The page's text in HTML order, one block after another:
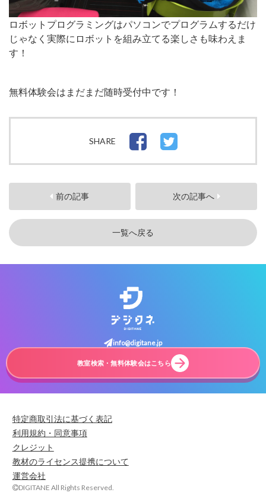
ロボットプログラミングはパソコンでプログラムするだけ
じゃなく実際にロボットを組み立てる楽しさも味わえま
す！
無料体験会はまだまだ随時受付中です！
SHARE
前の記事 次の記事へ
一覧へ戻る
info@digitane.jp
教室検索・無料体験会はこちら
特定商取引法に基づく表記
利用規約・同意事項
クレジット
教材のライセンス提携について
運営会社
DIGITANE All Rights Reserved.